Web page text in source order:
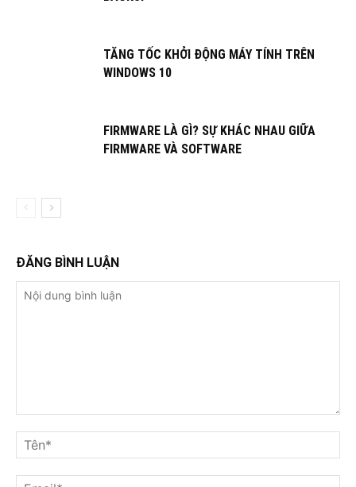
TĂNG TỐC KHỞI ĐỘNG MÁY TÍNH TRÊN
WINDOWS 10
FIRMWARE LÀ GÌ? SỰ KHÁC NHAU GIỮA
FIRMWARE VÀ SOFTWARE
ĐĂNG BÌNH LUẬN